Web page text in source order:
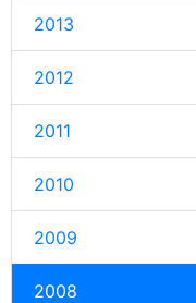
2013
2012
2011
2010
2009
2008